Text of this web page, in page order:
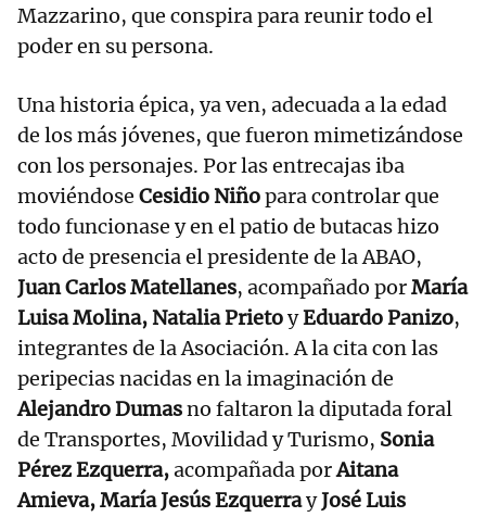
Mazzarino, que conspira para reunir todo el
poder en su persona.
Una historia épica, ya ven, adecuada a la edad
de los más jóvenes, que fueron mimetizándose
con los personajes. Por las entrecajas iba
moviéndose Cesidio Niñopara controlar que
todo funcionase y en el patio de butacas hizo
acto de presencia el presidente de la ABAO,
Juan Carlos Matellanes, acompañado porMaría
Luisa Molina, Natalia PrietoyEduardo Panizo,
integrantes de la Asociación. A la cita con las
peripecias nacidas en la imaginación de
Alejandro Dumasno faltaron la diputada foral
de Transportes, Movilidad y Turismo, Sonia
Pérez Ezquerra,acompañada porAitana
Amieva, María Jesús EzquerrayJosé Luis